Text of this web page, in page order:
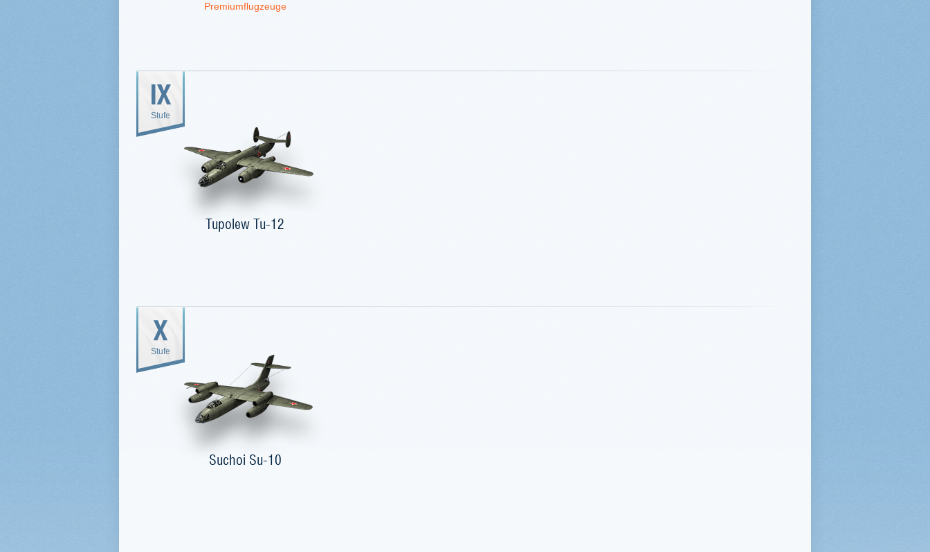
Premiumflugzeuge
IX
Stufe
Tupolew Tu-12
X
Stufe
Suchoi Su-10